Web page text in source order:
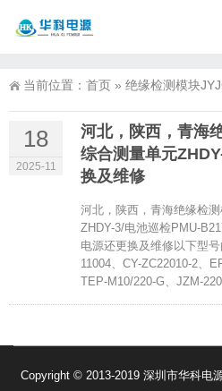
当前位置： 首页 » 绝缘检测模块
18
2025-11
河北，陕西，青海
综合测量单元
换及维修
河北，陕西，青海绝缘检
ZHDY-3/电池巡检PMU-
电源还更换及维修以下型
11004、CY-ZC22010-2、
TEP-M10/220-G、JZM-
Copyright © 2013-2019 深圳市华科电